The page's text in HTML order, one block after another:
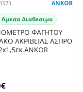
ANKOR
Αμεσα Διαθεσιμο
ΦΑΓΗΤΟΥ
ΑΚΡΙΒΕΙΑΣ ΑΣΠΡΟ